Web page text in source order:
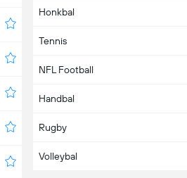
Australië
Azerbeidzjan
Azië
Bahamas
Bahrein
Bangladesh
Honkbal
Tennis
NFL Football
Handbal
Rugby
Volleybal